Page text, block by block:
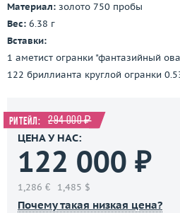
Материал: золото 750 пробы
Вес: 6.38 г
Вставки:
1 аметист огранки "фантазийный
122 бриллианта круглой огранки
Ритейл: 294 000 ₽
ЦЕНА У НАС:
122 000 ₽
1,286 € 1,485 $
Почему такая низкая цена?